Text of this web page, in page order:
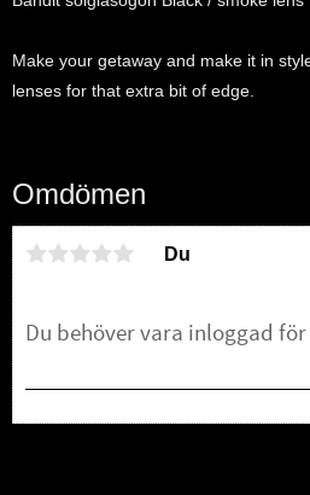
Make your getaway and make it in
lenses for that extra bit of edge.
Omdömen
Du